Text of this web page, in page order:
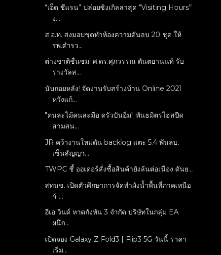
“เอ็ด ชีแรน” ปล่อยซิงเกิลล่าสุด “Visiting Hours”
ง...
ส.อ.ท. ส่งมอบชุดทำห้องความดันลบ 20 ชุด ให้
รพ.ตำรว...
ต่างชาติชื่นชม! ศ.ดร.ศุภวรรณ ตันตยานนท์ รับ
รางวัลส...
นับถอยหลัง! จัดงานรับสร้างบ้าน Online 2021
หวังแก้...
"คนละไม้คนละมือ​ ครัวปันอิ่ม​" พันธมิตรไฮสปีด
สามสน...
JR คว้างานใหม่ดัน backlog แตะ 5.4 พันลบ.
เซ็นสัญญา...
TWPC ชี้ ออเดอร์สั่งซื้อสินค้ายังล้นต่อเนื่อง ดันย...
สทนช. เปิดตัวศึกษาการจัดทำผังน้ำพื้นที่ภาคเหนือ
4 ...
อีเอ วินด์ หาดกังหัน 3 จำกัด บริษัทในกลุ่ม EA
ผนึก...
เปิดจอง Galaxy Z Fold3 | Flip3 5G วันนี้ ราคา
เริ่ม...